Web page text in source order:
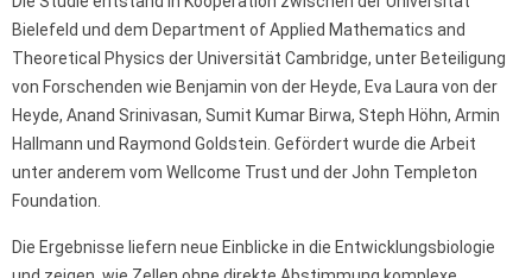
Bielefeld und dem Department of Applied Mathematics and
Theoretical Physics der Universität Cambridge, unter Beteiligung
von Forschenden wie Benjamin von der Heyde, Eva Laura von der
Heyde, Anand Srinivasan, Sumit Kumar Birwa, Steph Höhn, Armin
Hallmann und Raymond Goldstein. Gefördert wurde die Arbeit
unter anderem vom Wellcome Trust und der John Templeton
Foundation.
Die Ergebnisse liefern neue Einblicke in die Entwicklungsbiologie